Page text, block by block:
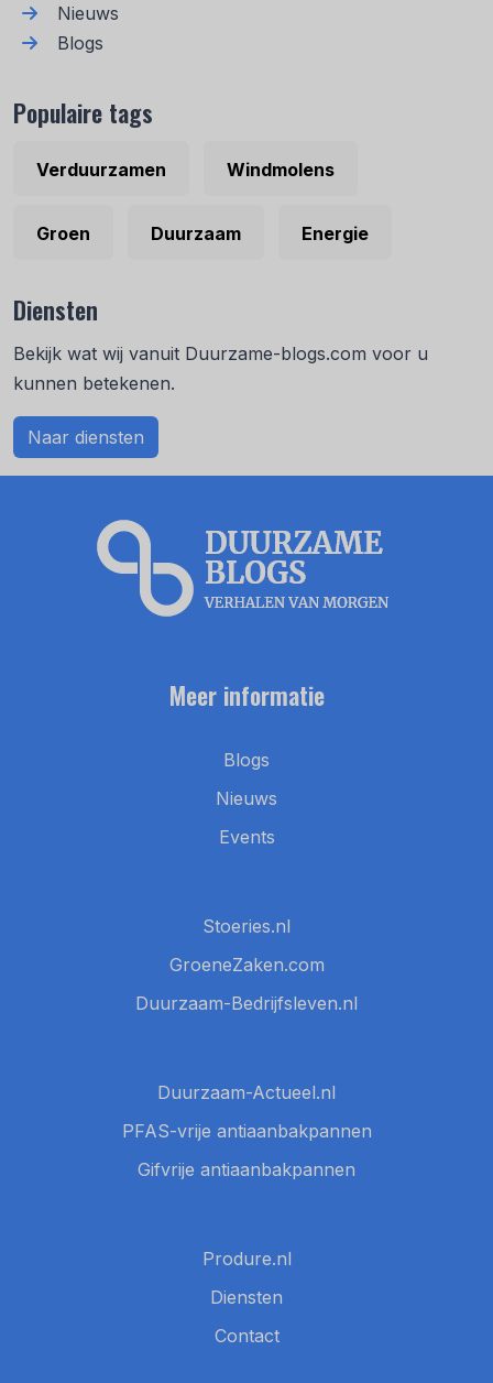
Nieuws
Blogs
Populaire tags
Verduurzamen Windmolens
Groen Duurzaam Energie
Diensten
Bekijk wat wij vanuit Duurzame-blogs.com voor u
kunnen betekenen.
Naar diensten
Meer informatie
Blogs
Nieuws
Events
Stoeries.nl
GroeneZaken.com
Duurzaam-Bedrijfsleven.nl
Duurzaam-Actueel.nl
PFAS-vrije antiaanbakpannen
Gifvrije antiaanbakpannen
Produre.nl
Diensten
Contact